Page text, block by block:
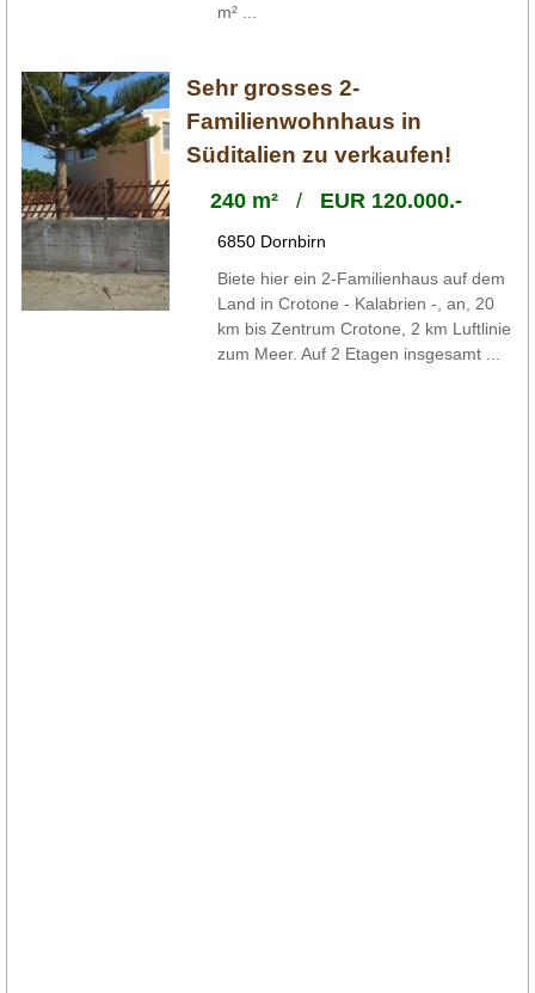
m² ...
Sehr grosses 2-
Familienwohnhaus in
Süditalien zu verkaufen!
240 m²/ EUR 120.000.-
6850 Dornbirn
Biete hier ein 2-Familienhaus auf dem
Land in Crotone - Kalabrien -, an, 20
km bis Zentrum Crotone, 2 km Luftlinie
zum Meer. Auf 2 Etagen insgesamt ...